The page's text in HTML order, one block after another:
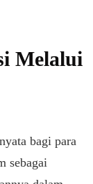
Melalui
bagi para
sebagai